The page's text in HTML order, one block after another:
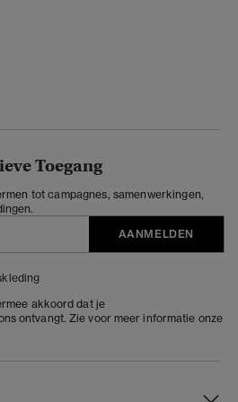
Toegang
tot campagnes, samenwerkingen,
AANMELDEN
akkoord dat je
ontvangt. Zie voor meer informatie onze